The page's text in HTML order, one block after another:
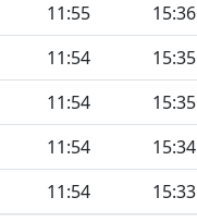
11:55 15:36
11:54 15:35
11:54 15:35
11:54 15:34
11:54 15:33